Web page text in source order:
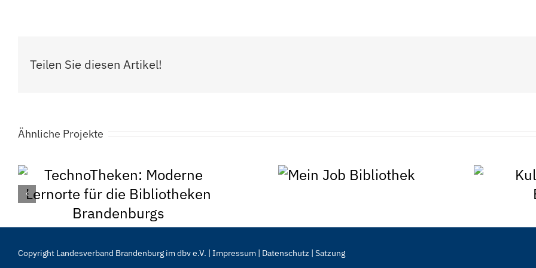
Teilen Sie diesen Artikel!
Ähnliche Projekte
Lernorte für die Bibliotheken
Copyright Landesverband Brandenburg im dbv e.V. | Impressum | Datenschutz | Satzung